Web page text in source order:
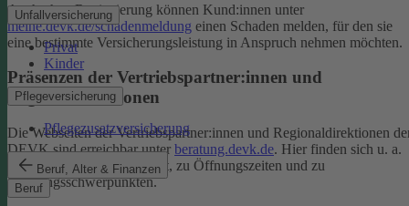
Unfallversicherung
Privat
Kinder
Pflegeversicherung
Pflegezusatzversicherung
Beruf, Alter & Finanzen
Beruf
Auch ohne Registrierung können Kund:innen unter
meine.devk.de/schadenmeldung einen Schaden melden, für den sie
eine bestimmte Versicherungsleistung in Anspruch nehmen möchten.
Präsenzen der Vertriebspartner:innen und
Regionaldirektionen
Die Webseiten der Vertriebspartner:innen und Regionaldirektionen
DEVK sind erreichbar unter beratung.devk.de. Hier finden sich u. a.
Informationen zum Standort, zu Öffnungszeiten und zu
Beratungsschwerpunkten.